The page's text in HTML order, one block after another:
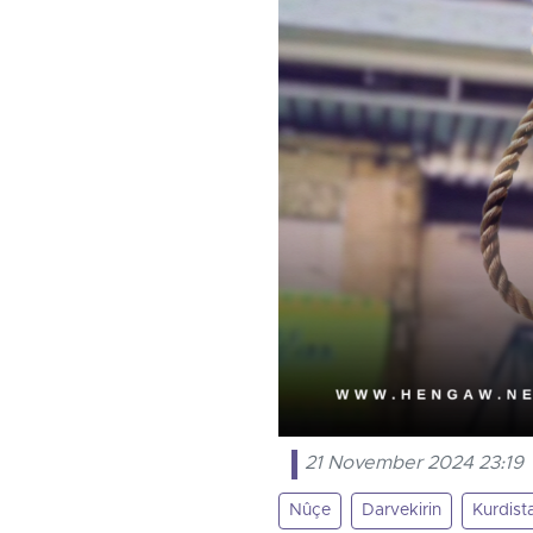
21 November 2024 23:19
Nûçe Darvekirin